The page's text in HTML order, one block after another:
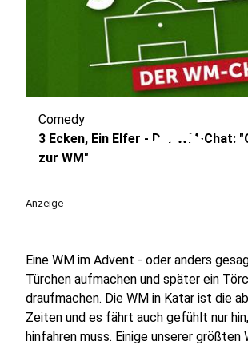
play_circle
Comedy
3 Ecken, Ein Elfer - Der WM-Chat:
zur WM"
Anzeige
Eine WM im Advent - oder anders
Türchen aufmachen und später ein
draufmachen. Die WM in Katar ist die
Zeiten und es fährt auch gefühlt nur
hinfahren muss. Einige unserer größten